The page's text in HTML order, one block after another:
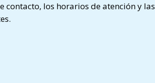
contacto, los horarios de atención y las